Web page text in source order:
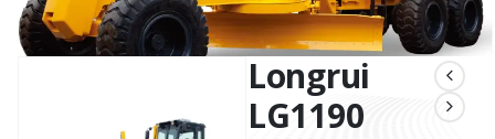
Longrui
LG1190